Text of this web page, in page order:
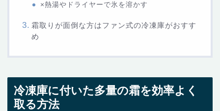
×熱湯やドライヤーで氷を溶かす
霜取りが面倒な方はファン式の冷凍庫がおすす
め
冷凍庫に付いた多量の霜を効率よく
取る方法